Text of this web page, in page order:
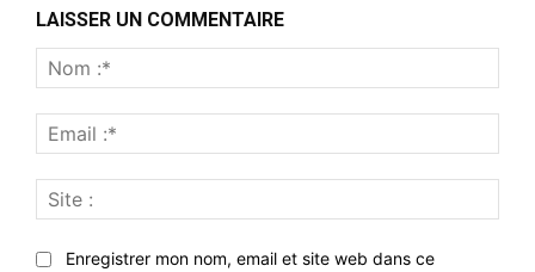
LAISSER UN COMMENTAIRE
:*
:*
:
Enregistrer mon nom, email et site web dans ce